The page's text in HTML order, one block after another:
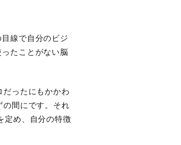
線で自分のビジ
たことがない脳
ったにもかかわ
の間にです。それ
定め、自分の特徴